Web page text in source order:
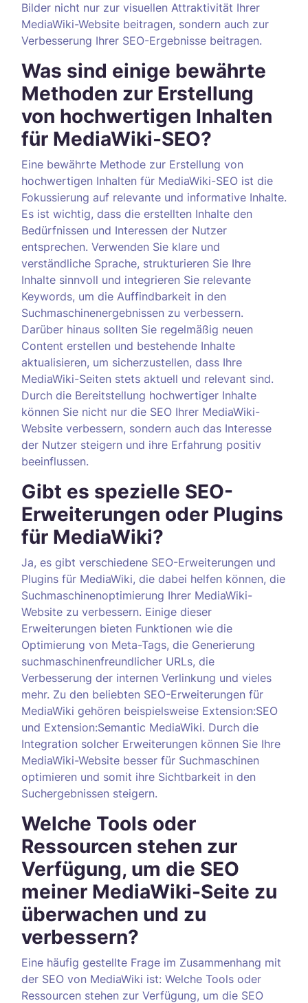
Bilder nicht nur zur visuellen Attraktivität Ihrer
MediaWiki-Website beitragen, sondern auch zur
Verbesserung Ihrer SEO-Ergebnisse beitragen.
Was sind einige bewährte
Methoden zur Erstellung
von hochwertigen Inhalten
für MediaWiki-SEO?
Eine bewährte Methode zur Erstellung von
hochwertigen Inhalten für MediaWiki-SEO ist die
Fokussierung auf relevante und informative Inhalte.
Es ist wichtig, dass die erstellten Inhalte den
Bedürfnissen und Interessen der Nutzer
entsprechen. Verwenden Sie klare und
verständliche Sprache, strukturieren Sie Ihre
Inhalte sinnvoll und integrieren Sie relevante
Keywords, um die Auffindbarkeit in den
Suchmaschinenergebnissen zu verbessern.
Darüber hinaus sollten Sie regelmäßig neuen
Content erstellen und bestehende Inhalte
aktualisieren, um sicherzustellen, dass Ihre
MediaWiki-Seiten stets aktuell und relevant sind.
Durch die Bereitstellung hochwertiger Inhalte
können Sie nicht nur die SEO Ihrer MediaWiki-
Website verbessern, sondern auch das Interesse
der Nutzer steigern und ihre Erfahrung positiv
beeinflussen.
Gibt es spezielle SEO-
Erweiterungen oder Plugins
für MediaWiki?
Ja, es gibt verschiedene SEO-Erweiterungen und
Plugins für MediaWiki, die dabei helfen können, die
Suchmaschinenoptimierung Ihrer MediaWiki-
Website zu verbessern. Einige dieser
Erweiterungen bieten Funktionen wie die
Optimierung von Meta-Tags, die Generierung
suchmaschinenfreundlicher URLs, die
Verbesserung der internen Verlinkung und vieles
mehr. Zu den beliebten SEO-Erweiterungen für
MediaWiki gehören beispielsweise Extension:SEO
und Extension:Semantic MediaWiki. Durch die
Integration solcher Erweiterungen können Sie Ihre
MediaWiki-Website besser für Suchmaschinen
optimieren und somit ihre Sichtbarkeit in den
Suchergebnissen steigern.
Welche Tools oder
Ressourcen stehen zur
Verfügung, um die SEO
meiner MediaWiki-Seite zu
überwachen und zu
verbessern?
Eine häufig gestellte Frage im Zusammenhang mit
der SEO von MediaWiki ist: Welche Tools oder
Ressourcen stehen zur Verfügung, um die SEO